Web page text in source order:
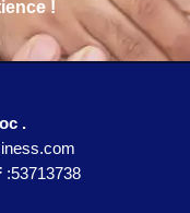
!
.
:53713738